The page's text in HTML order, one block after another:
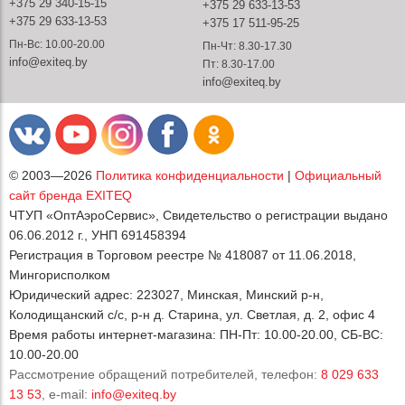
+375 29 340-15-15
+375 29 633-13-53
Пн-Вс: 10.00-20.00
info@exiteq.by
+375 29 633-13-53
+375 17 511-95-25
Пн-Чт: 8.30-17.30
Пт: 8.30-17.00
info@exiteq.by
© 2003—2026 Политика конфиденциальности | Официальный
сайт бренда EXITEQ
ЧТУП «ОптАэроСервис», Свидетельство о регистрации выдано
06.06.2012 г., УНП 691458394
Регистрация в Торговом реестре № 418087 от 11.06.2018,
Мингорисполком
Юридический адрес: 223027, Минская, Минский р-н,
Колодищанский с/с, р-н д. Старина, ул. Светлая, д. 2, офис 4
Время работы интернет-магазина: ПН-Пт: 10.00-20.00, СБ-ВС:
10.00-20.00
Рассмотрение обращений потребителей, телефон: 8 029 633
13 53 , e-mail: info@exiteq.by